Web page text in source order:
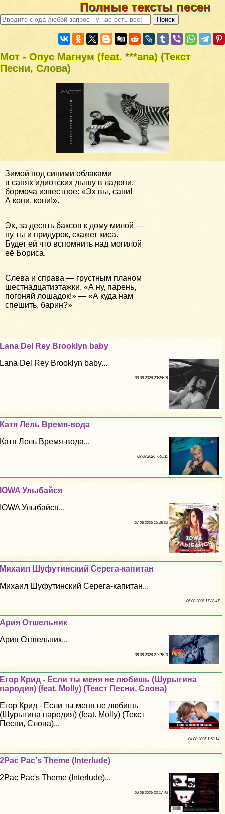
Полные тексты песен
Мот - Опус Магнум (feat. ***ana) (Текст
Песни, Слова)
Зимой под синими облаками
в санях идиотских дышу в ладони,
бормоча известное: «Эх вы, сани!
А кони, кони!».
Эх, за десять баксов к дому милой —
ну ты и придурок, скажет киса.
Будет ей что вспомнить над могилой
её Бориса.
Слева и справа — грустным планом
шестнадцатиэтажки. «А ну, парень,
погоняй лошадок!» — «А куда нам
спешить, барин?»
Lana Del Rey Brooklyn baby
Lana Del Rey Brooklyn baby...
09 08 2026 23:26:16
Катя Лель Время-вода
Катя Лель Время-вода...
08 08 2026 7:46:11
IOWA Улыбайся
IOWA Улыбайся...
07 08 2026 15:38:23
Михаил Шуфутинский Серега-капитан
Михаил Шуфутинский Серега-капитан...
06 08 2026 17:33:47
Ария Отшельник
Ария Отшельник...
05 08 2026 21:15:10
Егор Крид - Если ты меня не любишь (Шурыгина
пародия) (feat. Molly) (Текст Песни, Слова)
Егор Крид - Если ты меня не любишь
(Шурыгина пародия) (feat. Molly) (Текст
Песни, Слова)...
04 08 2026 1:58:14
2Pac Pac's Theme (Interlude)
2Pac Pac's Theme (Interlude)...
03 08 2026 22:17:43